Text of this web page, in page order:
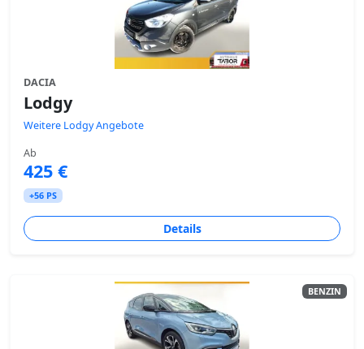
DACIA
Lodgy
Weitere Lodgy Angebote
Ab
425 €
+56 PS
Details
BENZIN